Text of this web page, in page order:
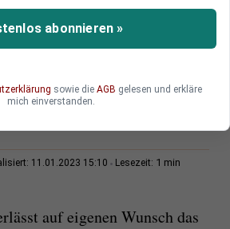
Robert Koch-Instituts, Lothar
nieder. Zum 1. April wird er
Wunsch verlassen.
11.01.2023 15:10 Lesezeit: 1 min
auf eigenen Wunsch das
abonnieren »
sowie die AGB gelesen und erkläre
mich einverstanden.